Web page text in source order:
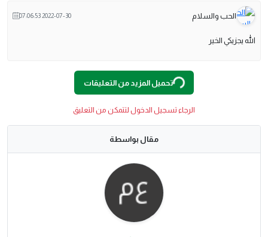
الحب والسلام 2022-07-30 07:06:53
الله يجزيكي الخير
L
. تحميل المزيد من التعليقات
الرجاء تسجيل الدخول لتتمكن من التعليق
مقال بواسطة